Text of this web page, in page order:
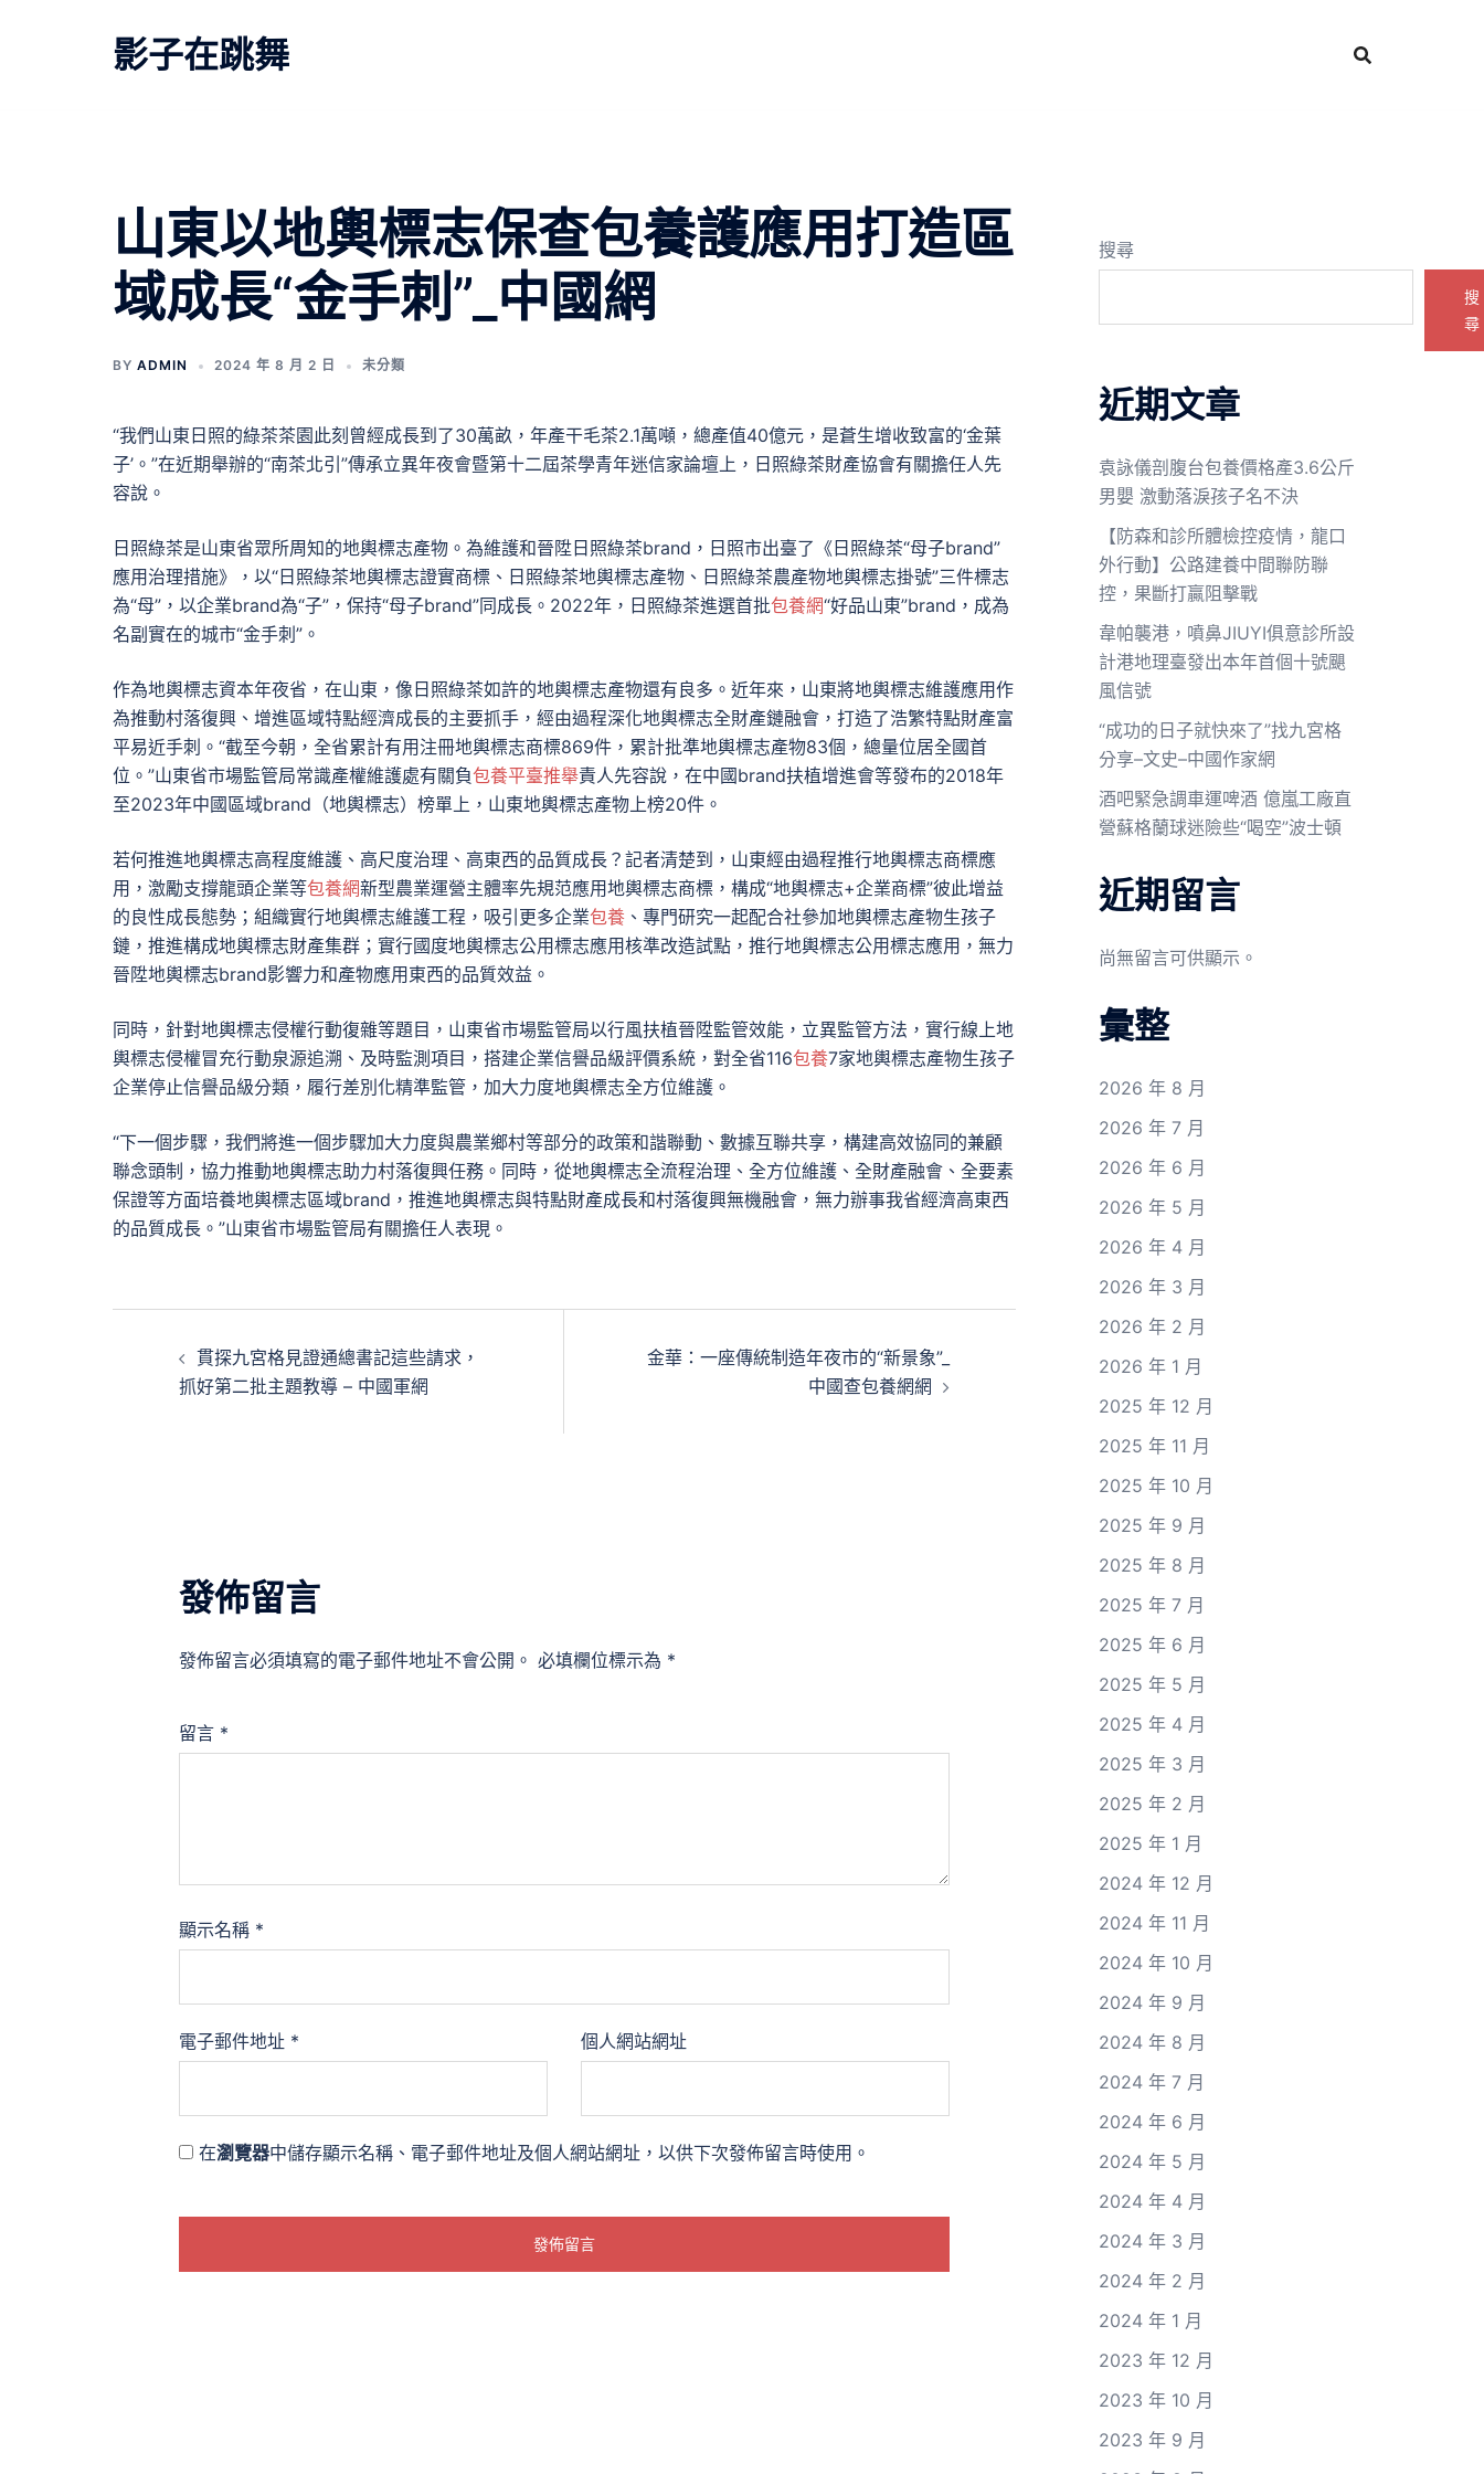
影子在跳舞
山東以地輿標志保查包養護應用打造區
域成長“金手刺”_中國網
BY ADMIN 2024 年 8 月 2 日 未分類
“我們山東日照的綠茶茶園此刻曾經成長到了30萬畝，年產干毛茶2.1萬噸，總產值40億元，是蒼生增收致富的‘金葉
子’。”在近期舉辦的“南茶北引”傳承立異年夜會暨第十二屆茶學青年迷信家論壇上，日照綠茶財產協會有關擔任人先
容說。
日照綠茶是山東省眾所周知的地輿標志產物。為維護和晉陞日照綠茶brand，日照市出臺了《日照綠茶“母子brand”
應用治理措施》，以“日照綠茶地輿標志證實商標、日照綠茶地輿標志產物、日照綠茶農產物地輿標志掛號”三件標志
為“母”，以企業brand為“子”，保持“母子brand”同成長。2022年，日照綠茶進選首批包養網“好品山東”brand，成為
名副實在的城市“金手刺”。
作為地輿標志資本年夜省，在山東，像日照綠茶如許的地輿標志產物還有良多。近年來，山東將地輿標志維護應用作
為推動村落復興、增進區域特點經濟成長的主要抓手，經由過程深化地輿標志全財產鏈融會，打造了浩繁特點財產富
平易近手刺。“截至今朝，全省累計有用注冊地輿標志商標869件，累計批準地輿標志產物83個，總量位居全國首
位。”山東省市場監管局常識產權維護處有關負包養平臺推舉責人先容說，在中國brand扶植增進會等發布的2018年
至2023年中國區域brand（地輿標志）榜單上，山東地輿標志產物上榜20件。
若何推進地輿標志高程度維護、高尺度治理、高東西的品質成長？記者清楚到，山東經由過程推行地輿標志商標應
用，激勵支撐龍頭企業等包養網新型農業運營主體率先規范應用地輿標志商標，構成“地輿標志+企業商標”彼此增益
的良性成長態勢；組織實行地輿標志維護工程，吸引更多企業包養 、專門研究一起配合社參加地輿標志產物生孩子
鏈，推進構成地輿標志財產集群；實行國度地輿標志公用標志應用核準改造試點，推行地輿標志公用標志應用，無力
晉陞地輿標志brand影響力和產物應用東西的品質效益。
同時，針對地輿標志侵權行動復雜等題目，山東省市場監管局以行風扶植晉陞監管效能，立異監管方法，實行線上地
輿標志侵權冒充行動泉源追溯、及時監測項目，搭建企業信譽品級評價系統，對全省116包養7家地輿標志產物生孩子
企業停止信譽品級分類，履行差別化精準監管，加大力度地輿標志全方位維護。
“下一個步驟，我們將進一個步驟加大力度與農業鄉村等部分的政策和諧聯動、數據互聯共享，構建高效協同的兼顧
聯念頭制，協力推動地輿標志助力村落復興任務。同時，從地輿標志全流程治理、全方位維護、全財產融會、全要素
保證等方面培養地輿標志區域brand，推進地輿標志與特點財產成長和村落復興無機融會，無力辦事我省經濟高東西
的品質成長。”山東省市場監管局有關擔任人表現。
貫探九宮格見證通總書記這些請求，
抓好第二批主題教導 – 中國軍網
金華：一座傳統制造年夜市的“新景象”_
中國查包養網網
發佈留言
發佈留言必須填寫的電子郵件地址不會公開。 必填欄位標示為 *
留言 *
顯示名稱 *
電子郵件地址 * 個人網站網址
在瀏覽器中儲存顯示名稱、電子郵件地址及個人網站網址，以供下次發佈留言時使用。
搜尋
搜
尋
近期文章
袁詠儀剖腹台包養價格產3.6公斤
男嬰 激動落淚孩子名不決
【防森和診所體檢控疫情，龍口
外行動】公路建養中間聯防聯
控，果斷打贏阻擊戰
韋帕襲港，噴鼻JIUYI俱意診所設
計港地理臺發出本年首個十號颶
風信號
“成功的日子就快來了”找九宮格
分享–文史–中國作家網
酒吧緊急調車運啤酒 億嵐工廠直
營蘇格蘭球迷險些“喝空”波士頓
近期留言
尚無留言可供顯示。
彙整
2026 年 8 月
2026 年 7 月
2026 年 6 月
2026 年 5 月
2026 年 4 月
2026 年 3 月
2026 年 2 月
2026 年 1 月
2025 年 12 月
2025 年 11 月
2025 年 10 月
2025 年 9 月
2025 年 8 月
2025 年 7 月
2025 年 6 月
2025 年 5 月
2025 年 4 月
2025 年 3 月
2025 年 2 月
2025 年 1 月
2024 年 12 月
2024 年 11 月
2024 年 10 月
2024 年 9 月
2024 年 8 月
2024 年 7 月
2024 年 6 月
2024 年 5 月
2024 年 4 月
2024 年 3 月
2024 年 2 月
2024 年 1 月
2023 年 12 月
2023 年 10 月
2023 年 9 月